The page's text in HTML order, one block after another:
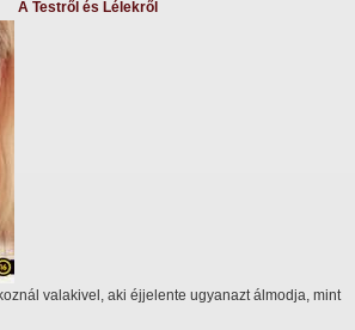
A Testről és Lélekről
valakivel, aki éjjelente ugyanazt álmodja, mint